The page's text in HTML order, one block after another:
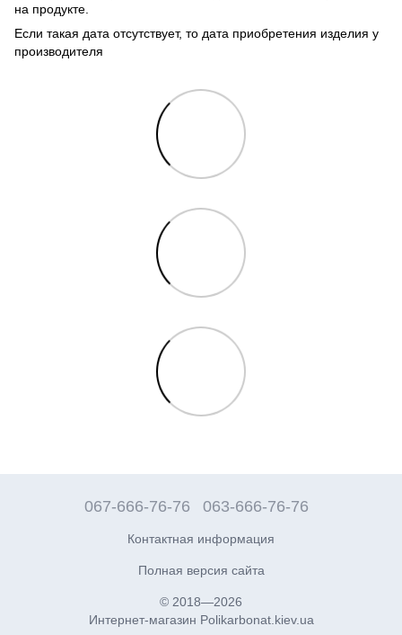
на продукте.
Если такая дата отсутствует, то дата приобретения изделия у
производителя
067-666-76-76 063-666-76-76
Контактная информация
Полная версия сайта
© 2018—2026
Интернет-магазин Polikarbonat.kiev.ua